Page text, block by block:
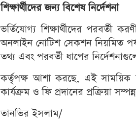
শিক্ষার্থীদের জন্য বিশেষ নির্দেশনা
ভর্তিযোগ্য শিক্ষার্থীদের পরবর্তী
অনলাইন নোটিশ সেকশন নিয়মিত
তথ্য এবং পরবর্তী ধাপের
কর্তৃপক্ষ আশা করছে, এই সাময়িক
কার্যক্রম ও ফি প্রদানের প্রক্রিয়া
তানভির ইসলাম/